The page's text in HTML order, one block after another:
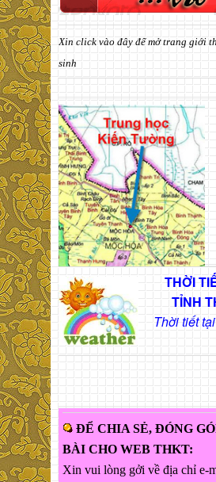
Xin click vào đây để mở trang giới
sinh
THỜI
TỈNH
Thời tiết
ĐỂ CHIA SẺ, ĐÓNG
BÀI CHO WEB THKT:
Xin vui lòng gởi về địa chỉ e-